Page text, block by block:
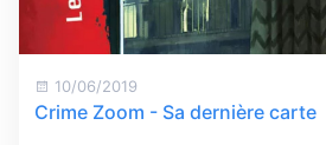
10/06/2019
Crime Zoom - Sa dernière carte